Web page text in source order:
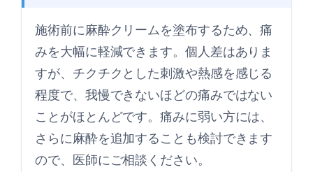
施術前に麻酔クリームを塗布するため、痛
みを大幅に軽減できます。個人差はありま
すが、チクチクとした刺激や熱感を感じる
程度で、我慢できないほどの痛みではない
ことがほとんどです。痛みに弱い方には、
さらに麻酔を追加することも検討できます
ので、医師にご相談ください。